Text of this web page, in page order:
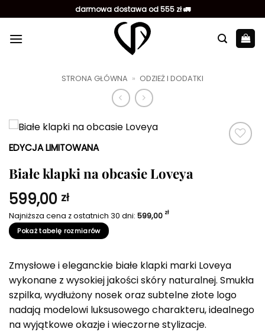
do
zawartości
darmowa dostawa od 555 zł 🚛
STRONA GŁÓWNA » ODZIEŻ I DODATKI
EDYCJA LIMITOWANA
Białe klapki na obcasie Loveya
599,00 zł
Najniższa cena z ostatnich 30 dni: 599,00 zł
Pokaż tabelę rozmiarów
Zmysłowe i eleganckie białe klapki marki Loveya
wykonane z wysokiej jakości skóry naturalnej. Smukła
szpilka, wydłużony nosek oraz subtelne złote logo
nadają modelowi luksusowego charakteru, idealnego
na wyjątkowe okazje i wieczorne stylizacje.